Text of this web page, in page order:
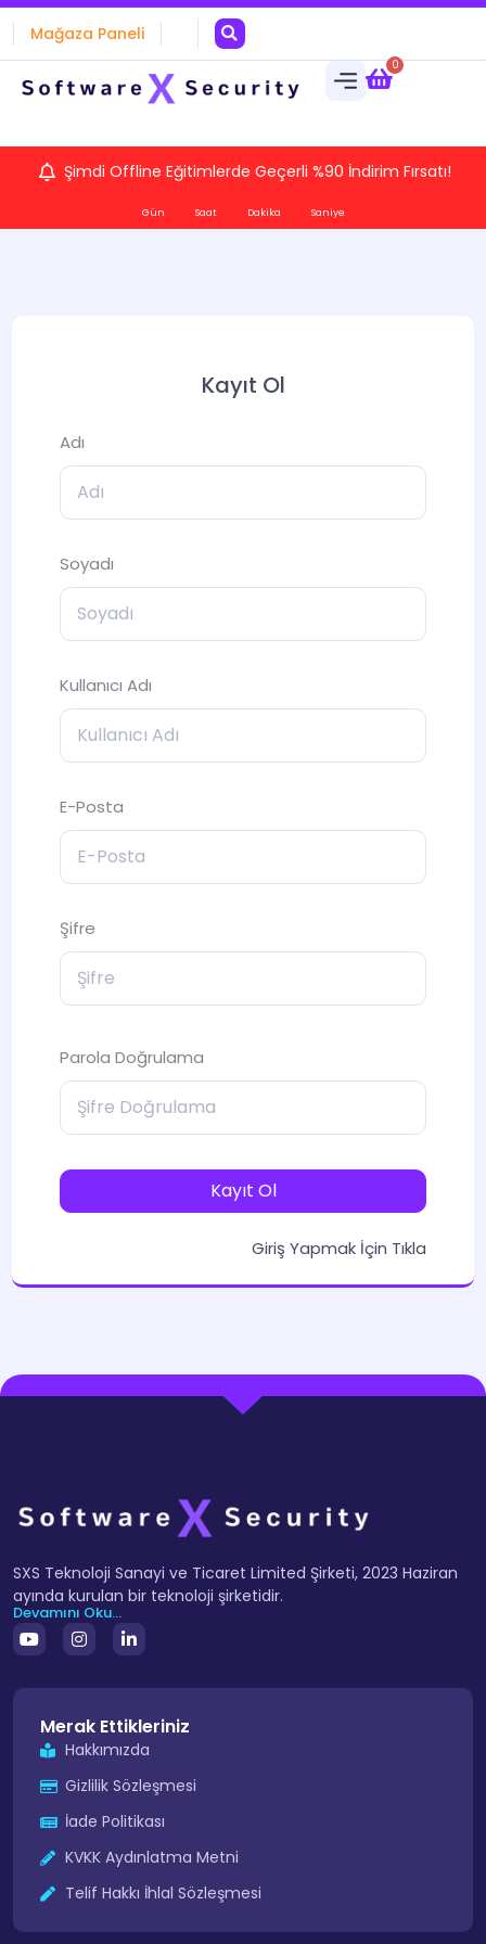
Mağaza Paneli
0
Şimdi Offline Eğitimlerde Geçerli %90 İndirim Fırsatı!
Gün Saat Dakika Saniye
Kayıt Ol
Adı
Soyadı
Kullanıcı Adı
E-Posta
Şifre
Parola Doğrulama
Kayıt Ol
Giriş Yapmak İçin Tıkla
SXS Teknoloji Sanayi ve Ticaret Limited Şirketi, 2023 Haziran
ayında kurulan bir teknoloji şirketidir.
Devamını Oku...
Merak Ettikleriniz
Hakkımızda
Gizlilik Sözleşmesi
İade Politikası
KVKK Aydınlatma Metni
Telif Hakkı İhlal Sözleşmesi